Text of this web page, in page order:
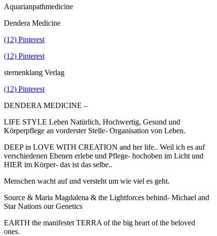
Aquarianpathmedicine
Dendera Medicine
(12) Pinterest
(12) Pinterest
sternenklang Verlag
(12) Pinterest
DENDERA MEDICINE –
LIFE STYLE Leben Natürlich, Hochwertig, Gesund und
Körperpflege an vorderster Stelle- Organisation von Leben.
DEEP in LOVE WITH CREATION and her life.. Weil ich es auf
verschiedenen Ebenen erlebe und Pflege- hochoben im Licht und
HIER im Körper- das ist das selbe..
Menschen wacht auf und versteht um wie viel es geht.
Source & Maria Magdalena & the Lightforces behind- Michael and
Star Nations our Genetics
EARTH the manifestet TERRA of the big heart of the beloved
ones.